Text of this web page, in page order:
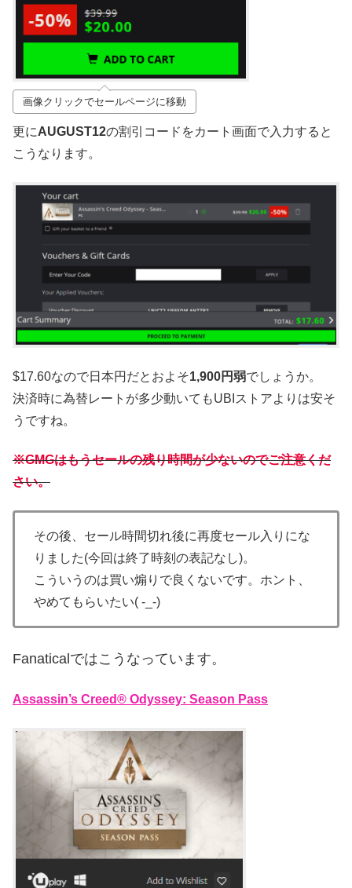
画像クリックでセールページに移動
更にAUGUST12の割引コードをカート画面で入力すると
こうなります。
$17.60なので日本円だとおよそ1,900円弱でしょうか。
決済時に為替レートが多少動いてもUBIストアよりは安そ
うですね。
※GMGはもうセールの残り時間が少ないのでご注意くだ
さい。
その後、セール時間切れ後に再度セール入りにな
りました(今回は終了時刻の表記なし)。
こういうのは買い煽りで良くないです。ホント、
やめてもらいたい( -_-)
Fanaticalではこうなっています。
Assassin’s Creed® Odyssey: Season Pass